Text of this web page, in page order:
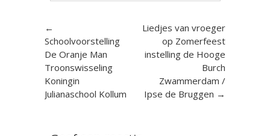
Berichtnavigatie
←
Schoolvoorstelling
De Oranje Man
Troonswisseling
Koningin
Julianaschool Kollum
Liedjes van vroeger
op Zomerfeest
instelling de Hooge
Burch
Zwammerdam /
Ipse de Bruggen →